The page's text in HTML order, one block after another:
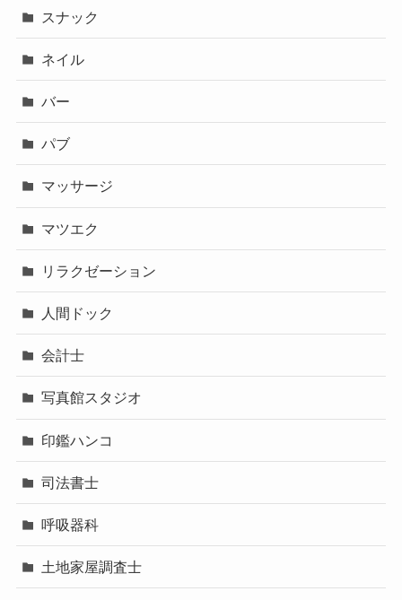
スナック
ネイル
バー
パブ
マッサージ
マツエク
リラクゼーション
人間ドック
会計士
写真館スタジオ
印鑑ハンコ
司法書士
呼吸器科
土地家屋調査士